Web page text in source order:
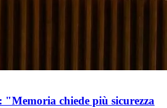
chiede più sicurezza